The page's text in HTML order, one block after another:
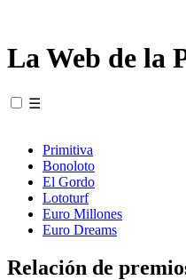
La Web de la
☰
Primitiva
Bonoloto
El Gordo
Lototurf
Euro Millones
Euro Dreams
Relación de